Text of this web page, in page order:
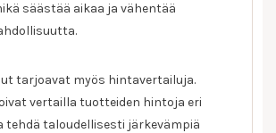
säästää aikaa ja vähentää
tarjoavat myös hintavertailuja.
vertailla tuotteiden hintoja eri
tehdä taloudellisesti järkevämpiä